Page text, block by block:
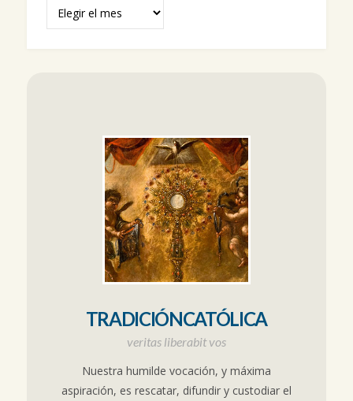
TRADICIÓNCATÓLICA
veritas liberabit vos
Nuestra humilde vocación, y máxima
aspiración, es rescatar, difundir y custodiar el